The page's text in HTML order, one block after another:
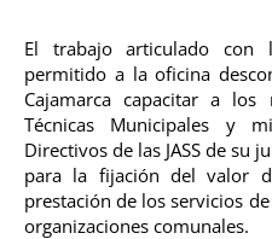
El trabajo articulado con
permitido a la oficina
Cajamarca capacitar a los
Técnicas Municipales y
Directivos de las JASS de su
para la fijación del valor
prestación de los servicios
organizaciones comunales.